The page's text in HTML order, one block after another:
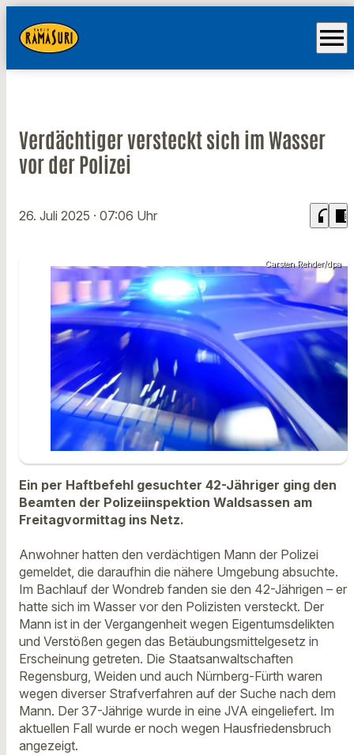
menu
Verdächtiger versteckt sich im Wasser
vor der Polizei
26. Juli 2025 · 07:06 Uhr headphones chrome_reader_mode
Carsten Rehder/dpa
Ein per Haftbefehl gesuchter 42-Jähriger ging den
Beamten der Polizeiinspektion Waldsassen am
Freitagvormittag ins Netz.
Anwohner hatten den verdächtigen Mann der Polizei
gemeldet, die daraufhin die nähere Umgebung absuchte.
Im Bachlauf der Wondreb fanden sie den 42-Jährigen – er
hatte sich im Wasser vor den Polizisten versteckt. Der
Mann ist in der Vergangenheit wegen Eigentumsdelikten
und Verstößen gegen das Betäubungsmittelgesetz in
Erscheinung getreten. Die Staatsanwaltschaften
Regensburg, Weiden und auch Nürnberg-Fürth waren
wegen diverser Strafverfahren auf der Suche nach dem
Mann. Der 37-Jährige wurde in eine JVA eingeliefert. Im
aktuellen Fall wurde er noch wegen Hausfriedensbruch
angezeigt.